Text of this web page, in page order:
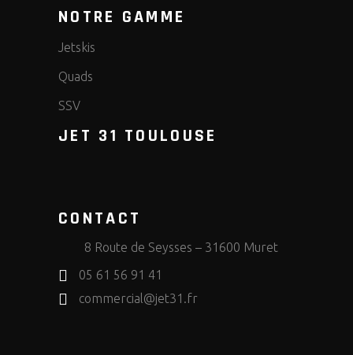
NOTRE GAMME
Jetskis
Quads
SSV
JET 31 TOULOUSE
CONTACT
8 Route de Seysses – 31600 Muret
05 61 56 91 41
commercial@jet31.fr